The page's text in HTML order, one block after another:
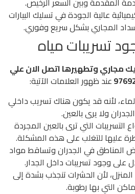
عالية الجودة في تسليك البيارات
المجاري بشكل سريع وفوري.
تسريبات مياه
مجاري وتطهيرها اتصل الان علي
عند ظهور العلامات الآتية:
لأنه قد يكون هناك تسريب داخلي
ولا يرى بالعين.
التسريبات التي ترى بالعين المجردة
عليها للتغلب على هذه المشكلة.
المناطق في الجدران وتساقط مواد
على وجود تسريبات داخل الجدار.
لأن الحشرات تنجذب بشدة إلى
التي بها رطوبة.